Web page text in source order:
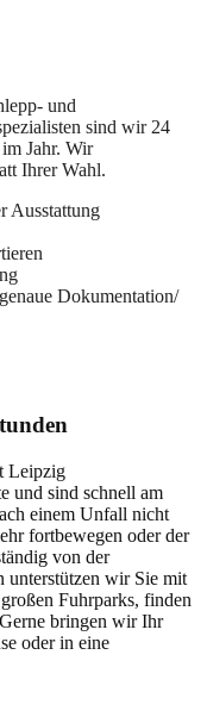
und
sind wir 24
Jahr. Wir
Ihrer Wahl.
Ausstattung
Dokumentation/
Leipzig
und sind schnell am
einem Unfall nicht
fortbewegen oder der
von der
unterstützen wir Sie mit
Fuhrparks, finden
bringen wir Ihr
oder in eine